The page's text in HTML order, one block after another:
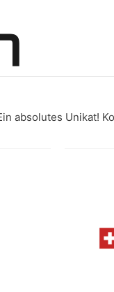
absolutes Unikat!